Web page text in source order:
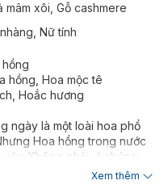
mâm xôi, Gỗ cashmere
Nữ tính
hồng, Hoa mộc tê
Hoắc hương
ngày là một loài hoa phổ
Hoa hồng trong nước
Không phải vì chúng
muốn làm cho hay, cho
Xem thêm